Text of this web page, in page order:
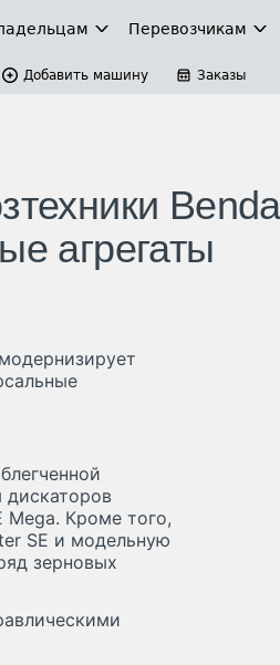
Перевозчикам
Добавить машину Заказы
агрегаты
дискаторов
Кроме того,
SE и модельную
зерновых